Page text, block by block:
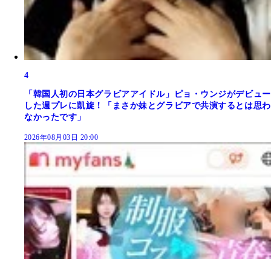
4
「韓国人初の日本グラビアアイドル」ピョ・ウンジがデビュー
した週プレに凱旋！「まさか妹とグラビアで共演するとは思わ
なかったです」
2026年08月03日 20:00